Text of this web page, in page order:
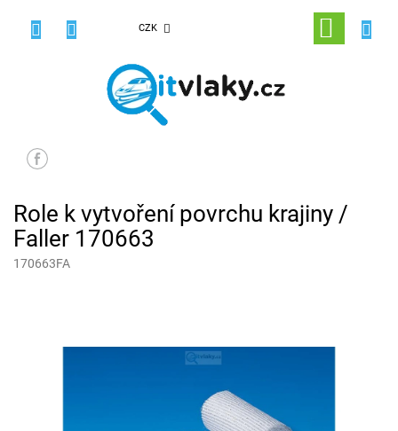
CZK
NÁKUPNÍ
KOŠÍK
Role k vytvoření povrchu krajiny /
Faller 170663
170663FA